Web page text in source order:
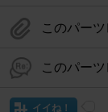
このパー
このパー
イイね！